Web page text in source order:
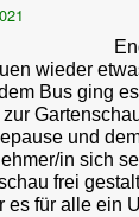
wieder
Bus ging
und
in sich
frei
es für alle ein